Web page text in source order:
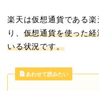
楽天は仮想通貨である
り、 仮想通貨を使った
いる状況です。
あわせて読みたい